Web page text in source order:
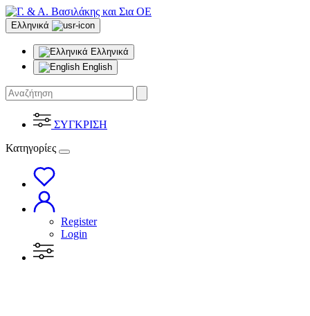
Ελληνικά
Ελληνικά
English
ΣΥΓΚΡΙΣΗ
Κατηγορίες
Register
Login